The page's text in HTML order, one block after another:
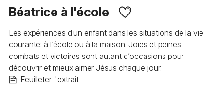
Béatrice à l'école
Les expériences d’un enfant dans les situations de la vie
courante: à l’école ou à la maison. Joies et peines,
combats et victoires sont autant d’occasions pour
découvrir et mieux aimer Jésus chaque jour.
Feuilleter l'extrait